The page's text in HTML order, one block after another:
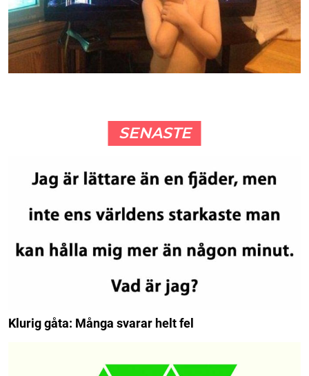
SENASTE
Klurig gåta: Många svarar helt fel